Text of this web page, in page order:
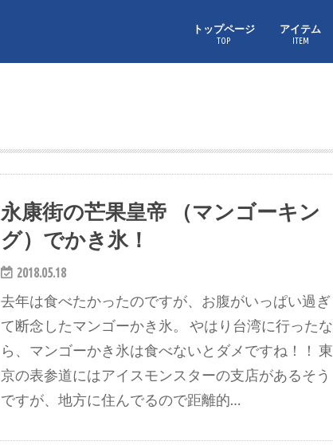
トップページ
TOP
アイテム
ITEM
永康街の芒果皇帝 （マンゴーキン
グ）でかき氷！
2018.05.18
去年は食べたかったのですが、お腹がいっぱい過ぎ
て断念したマンゴーかき氷。 やはり台湾に行ったな
ら、マンゴーかき氷は食べないとダメですね！！ 東
京の表参道にはアイスモンスターの支店があるそう
ですが、地方に住んでるので距離的…